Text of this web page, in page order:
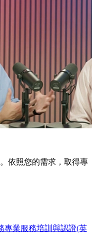
依照您的需求，取得專
專業服務培訓與認證(英